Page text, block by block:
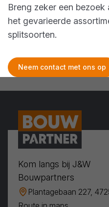
Breng zeker een
het gevarieerde
splitsoorten.
Neem contact met ons op
Kom langs bij J&W
Bouwpartners
Plantagebaan 227,